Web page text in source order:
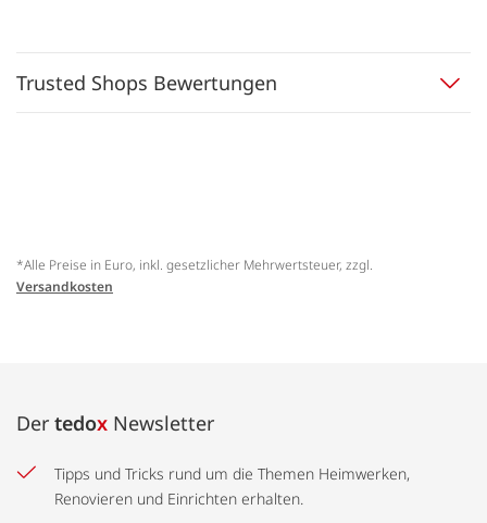
Trusted Shops Bewertungen
*Alle Preise in Euro, inkl. gesetzlicher Mehrwertsteuer, zzgl.
Versandkosten
Der tedox Newsletter
Tipps und Tricks rund um die Themen Heimwerken,
Renovieren und Einrichten erhalten.